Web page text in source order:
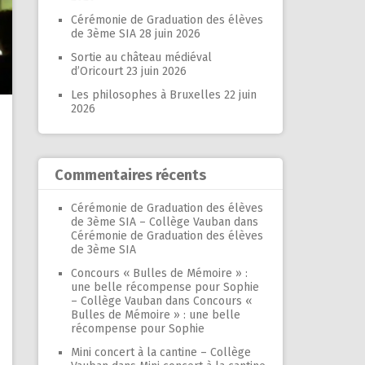
Cérémonie de Graduation des élèves
de 3ème SIA 28 juin 2026
Sortie au château médiéval
d’Oricourt 23 juin 2026
Les philosophes à Bruxelles 22 juin
2026
Commentaires récents
Cérémonie de Graduation des élèves
de 3ème SIA – Collège Vauban dans
Cérémonie de Graduation des élèves
de 3ème SIA
Concours « Bulles de Mémoire » :
une belle récompense pour Sophie
– Collège Vauban dans Concours «
Bulles de Mémoire » : une belle
récompense pour Sophie
Mini concert à la cantine – Collège